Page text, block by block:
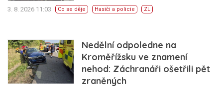
3. 8. 2026 11:03 Co se děje Hasiči a policie ZL
Nedělní odpoledne na
Kroměřížsku ve znamení
nehod: Záchranáři ošetřili pět
zraněných